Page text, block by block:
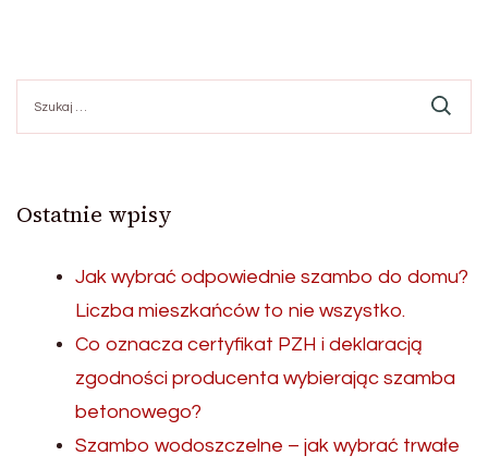
Ostatnie wpisy
Jak wybrać odpowiednie szambo do domu?
Liczba mieszkańców to nie wszystko.
Co oznacza certyfikat PZH i deklaracją
zgodności producenta wybierając szamba
betonowego?
Szambo wodoszczelne – jak wybrać trwałe